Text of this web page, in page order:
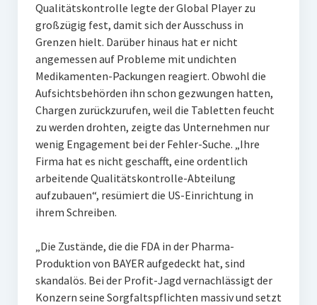
Qualitätskontrolle legte der Global Player zu
großzügig fest, damit sich der Ausschuss in
Grenzen hielt. Darüber hinaus hat er nicht
angemessen auf Probleme mit undichten
Medikamenten-Packungen reagiert. Obwohl die
Aufsichtsbehörden ihn schon gezwungen hatten,
Chargen zurückzurufen, weil die Tabletten feucht
zu werden drohten, zeigte das Unternehmen nur
wenig Engagement bei der Fehler-Suche. „Ihre
Firma hat es nicht geschafft, eine ordentlich
arbeitende Qualitätskontrolle-Abteilung
aufzubauen“, resümiert die US-Einrichtung in
ihrem Schreiben.
„Die Zustände, die die FDA in der Pharma-
Produktion von BAYER aufgedeckt hat, sind
skandalös. Bei der Profit-Jagd vernachlässigt der
Konzern seine Sorgfaltspflichten massiv und setzt